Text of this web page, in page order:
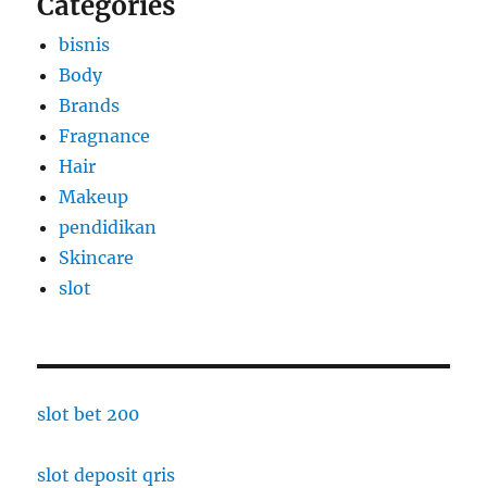
bisnis
Body
Brands
Fragnance
Hair
Makeup
pendidikan
Skincare
slot
slot bet 200
slot deposit qris